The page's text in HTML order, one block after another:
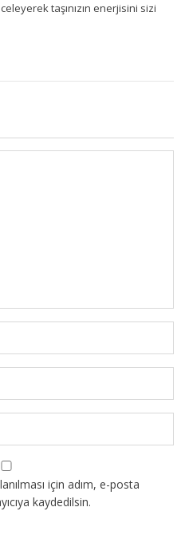
taşınızın enerjisini sizi
için adım, e-posta
kaydedilsin.